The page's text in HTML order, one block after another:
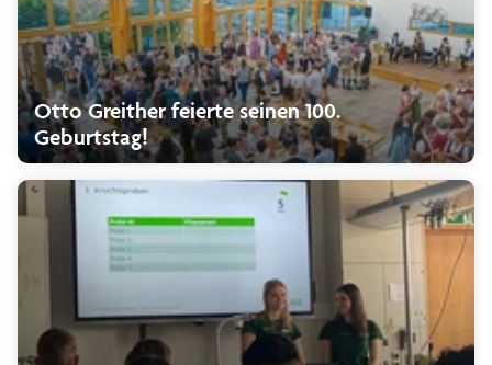
Otto Greither feierte seinen 100.
Geburtstag!